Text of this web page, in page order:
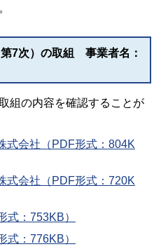
7次）の取組 事業者名：
組の内容を確認することが
式会社（PDF形式：804K
式会社（PDF形式：720K
式：753KB）
式：776KB）